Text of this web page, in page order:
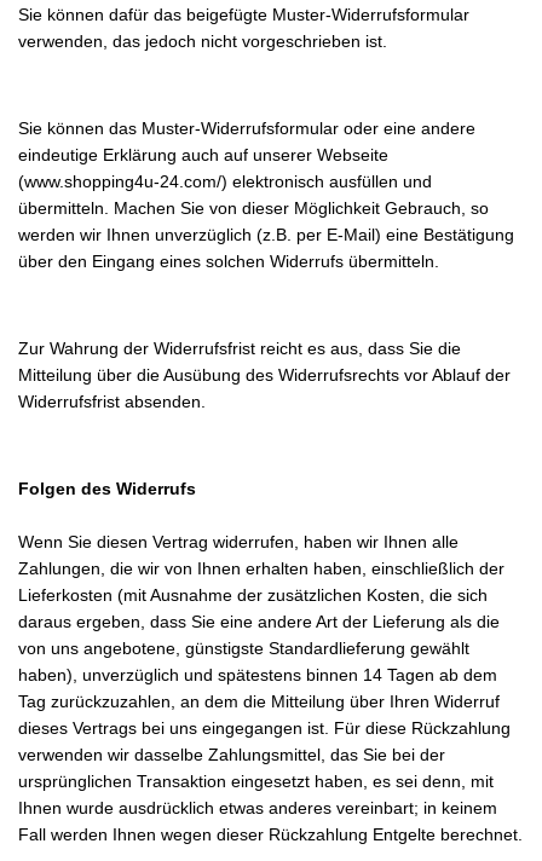
Sie können dafür das beigefügte Muster-Widerrufsformular
verwenden, das jedoch nicht vorgeschrieben ist.
Sie können das Muster-Widerrufsformular oder eine andere
eindeutige Erklärung auch auf unserer Webseite
(www.shopping4u-24.com/) elektronisch ausfüllen und
übermitteln. Machen Sie von dieser Möglichkeit Gebrauch, so
werden wir Ihnen unverzüglich (z.B. per E-Mail) eine Bestätigung
über den Eingang eines solchen Widerrufs übermitteln.
Zur Wahrung der Widerrufsfrist reicht es aus, dass Sie die
Mitteilung über die Ausübung des Widerrufsrechts vor Ablauf der
Widerrufsfrist absenden.
Folgen des Widerrufs
Wenn Sie diesen Vertrag widerrufen, haben wir Ihnen alle
Zahlungen, die wir von Ihnen erhalten haben, einschließlich der
Lieferkosten (mit Ausnahme der zusätzlichen Kosten, die sich
daraus ergeben, dass Sie eine andere Art der Lieferung als die
von uns angebotene, günstigste Standardlieferung gewählt
haben), unverzüglich und spätestens binnen 14 Tagen ab dem
Tag zurückzuzahlen, an dem die Mitteilung über Ihren Widerruf
dieses Vertrags bei uns eingegangen ist. Für diese Rückzahlung
verwenden wir dasselbe Zahlungsmittel, das Sie bei der
ursprünglichen Transaktion eingesetzt haben, es sei denn, mit
Ihnen wurde ausdrücklich etwas anderes vereinbart; in keinem
Fall werden Ihnen wegen dieser Rückzahlung Entgelte berechnet.